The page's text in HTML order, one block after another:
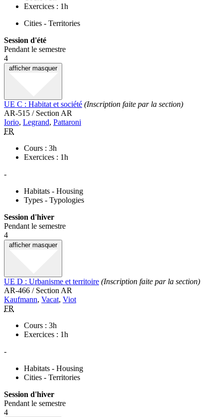
Exercices : 1h
Cities - Territories
Session d'été
Pendant le semestre
4
afficher masquer
UE C : Habitat et société (Inscription faite par la section)
AR-515 / Section AR
Iorio, Legrand, Pattaroni
FR
Cours : 3h
Exercices : 1h
-
Habitats - Housing
Types - Typologies
Session d'hiver
Pendant le semestre
4
afficher masquer
UE D : Urbanisme et territoire (Inscription faite par la section)
AR-466 / Section AR
Kaufmann, Vacat, Viot
FR
Cours : 3h
Exercices : 1h
-
Habitats - Housing
Cities - Territories
Session d'hiver
Pendant le semestre
4